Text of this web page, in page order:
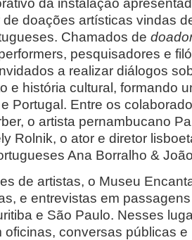
da instalação
de doações artísticas vindas
Chamados de
pesquisadores e
a realizar diálogos
e história cultural, formando
Portugal. Entre os
o artista pernambucano
Rolnik, o ator e diretor
Ana Borralho &
de artistas, o Museu
e entrevistas em
e São Paulo. Nesses
oficinas, conversas públicas e